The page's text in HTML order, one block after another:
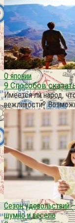
О японии
9 Способов
Имеется ли народ,
вежливости?
Сезон удовольствий
шумно и весело